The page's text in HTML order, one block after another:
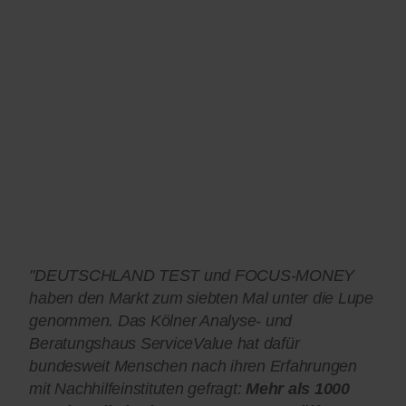
"DEUTSCHLAND TEST und FOCUS-MONEY
haben den Markt zum siebten Mal unter die Lupe
genommen. Das Kölner Analyse- und
Beratungshaus ServiceValue hat dafür
bundesweit Menschen nach ihren Erfahrungen
mit Nachhilfeinstituten gefragt: Mehr als 1000